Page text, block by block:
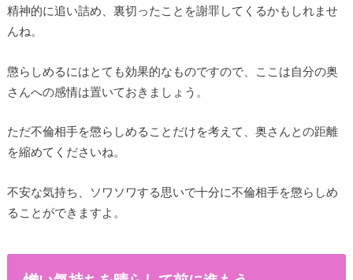
精神的に追い詰め、裏切ったことを謝罪してくるかもしれませ
んね。
懲らしめるにはとても効果的なものですので、ここは自分の奥
さんへの感情は置いておきましょう。
ただ不倫相手を懲らしめることだけを考えて、奥さんとの距離
を縮めてくださいね。
不安な気持ち、ソワソワする思いで十分に不倫相手を懲らしめ
ることができますよ。